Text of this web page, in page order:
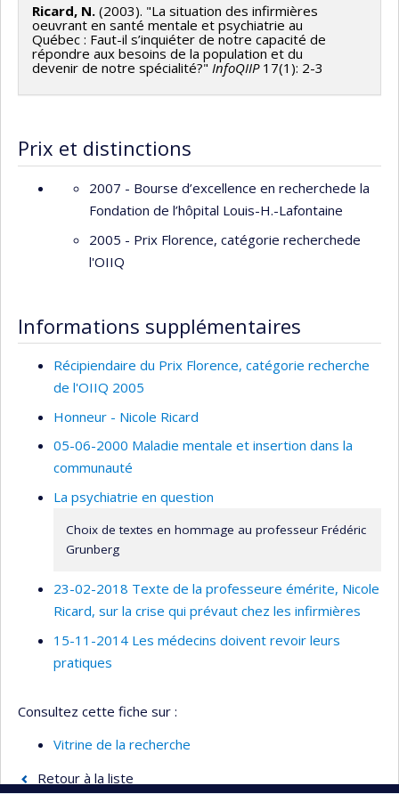
Ricard, N. (2003). "La situation des infirmières
oeuvrant en santé mentale et psychiatrie au
Québec : Faut-il s’inquiéter de notre capacité de
répondre aux besoins de la population et du
devenir de notre spécialité?" InfoQIIP17(1): 2-3
Prix et distinctions
2007 - Bourse d’excellence en recherchede la
Fondation de l’hôpital Louis-H.-Lafontaine
2005 - Prix Florence, catégorie recherchede
l'OIIQ
Informations supplémentaires
Récipiendaire du Prix Florence, catégorie recherche
de l'OIIQ 2005
Honneur - Nicole Ricard
05-06-2000 Maladie mentale et insertion dans la
communauté
La psychiatrie en question
Choix de textes en hommage au professeur Frédéric
Grunberg
23-02-2018 Texte de la professeure émérite, Nicole
Ricard, sur la crise qui prévaut chez les infirmières
15-11-2014 Les médecins doivent revoir leurs
pratiques
Consultez cette fiche sur :
Vitrine de la recherche
Retour à la liste